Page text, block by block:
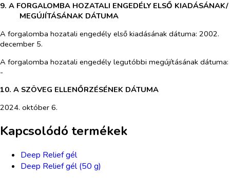
9. A FORGALOMBA HOZATALI ENGEDÉLY ELSŐ KIADÁSÁNAK/
MEGÚJÍTÁSÁNAK DÁTUMA
A forgalomba hozatali engedély első kiadásának dátuma: 2002.
december 5.
A forgalomba hozatali engedély legutóbbi megújításának dátuma:
-
10. A SZÖVEG ELLENŐRZÉSÉNEK DÁTUMA
2024. október 6.
Kapcsolódó termékek
Deep Relief gél
Deep Relief gél (50 g)